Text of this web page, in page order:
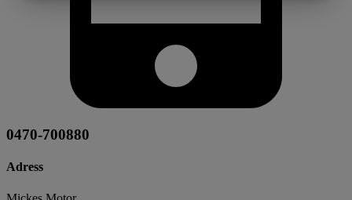
0470-700880
Adress